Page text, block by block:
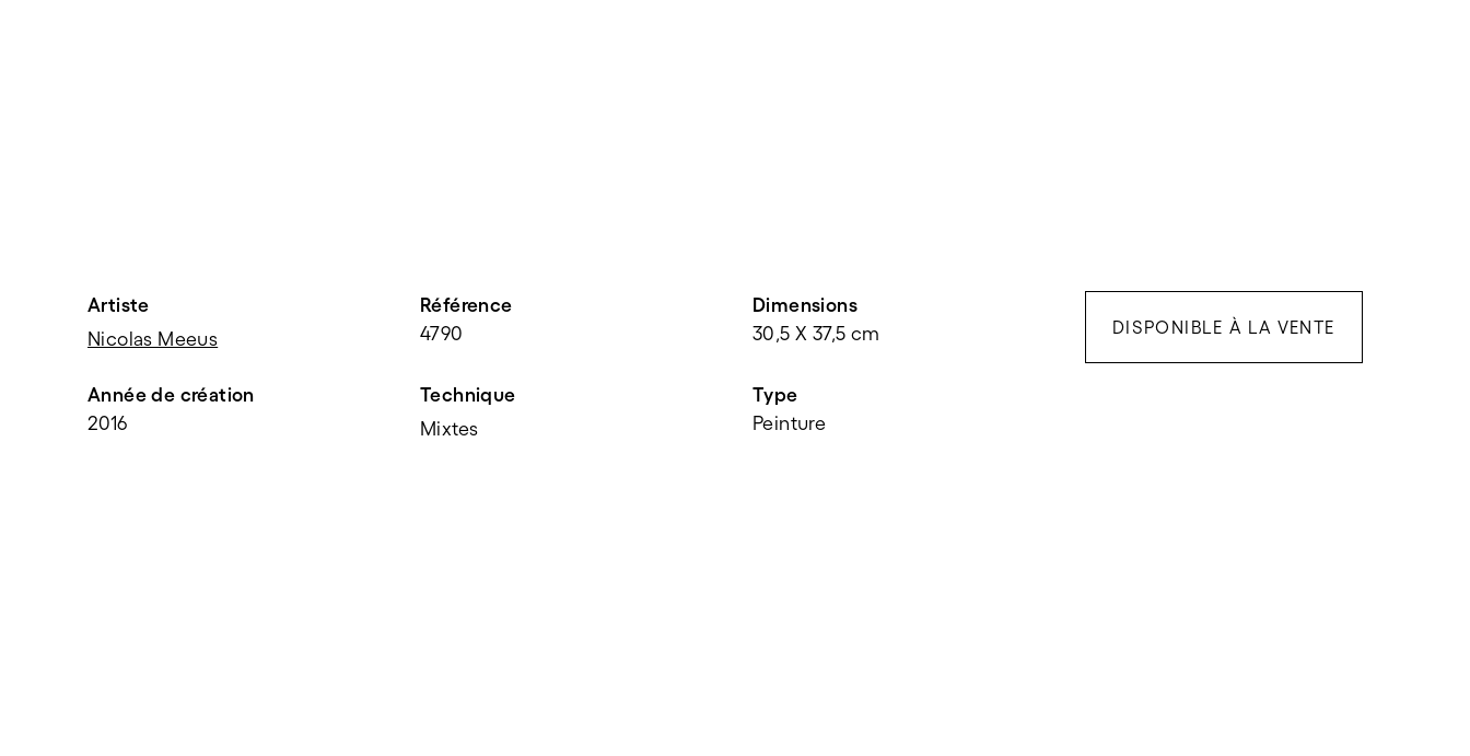
Artiste
Nicolas Meeus
Référence
4790
Dimensions
30,5 X 37,5 cm
Année de création
2016
Technique
Mixtes
Type
Peinture
DISPONIBLE À LA VENTE